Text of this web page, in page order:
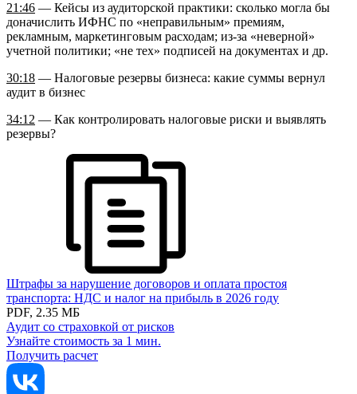
21:46 — Кейсы из аудиторской практики: сколько могла бы
доначислить ИФНС по «неправильным» премиям,
рекламным, маркетинговым расходам; из-за «неверной»
учетной политики; «не тех» подписей на документах и др.
30:18 — Налоговые резервы бизнеса: какие суммы вернул
аудит в бизнес
34:12 — Как контролировать налоговые риски и выявлять
резервы?
Штрафы за нарушение договоров и оплата простоя
транспорта: НДС и налог на прибыль в 2026 году
PDF, 2.35 МБ
Аудит со страховкой от рисков
Узнайте стоимость за 1 мин.
Получить расчет